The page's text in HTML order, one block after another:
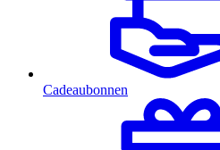
Cadeaubonnen